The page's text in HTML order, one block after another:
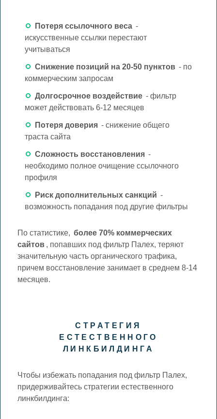
Потеря ссылочного веса -
искусственные ссылки перестают
учитываться
Снижение позиций на 20-50 пунктов - по
коммерческим запросам
Долгосрочное воздействие - фильтр
может действовать 6-12 месяцев
Потеря доверия - снижение общего
траста сайта
Сложность восстановления -
необходимо полное очищение ссылочного
профиля
Риск дополнительных санкций -
возможность попадания под другие фильтры
По статистике, более 70% коммерческих
сайтов , попавших под фильтр Палех, теряют
значительную часть органического трафика,
причем восстановление занимает в среднем 8-14
месяцев.
СТРАТЕГИЯ
ЕСТЕСТВЕННОГО
ЛИНКБИЛДИНГА
Чтобы избежать попадания под фильтр Палех,
придерживайтесь стратегии естественного
линкбилдинга: